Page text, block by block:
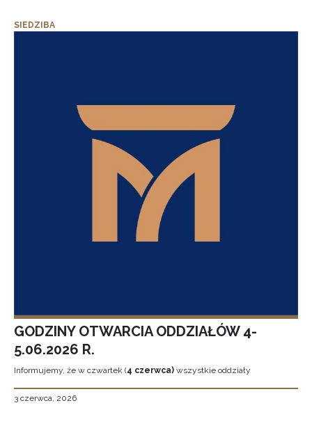
SIEDZIBA
GODZINY OTWARCIA ODDZIAŁÓW 4-
5.06.2026 R.
Informujemy, że w czwartek (4 czerwca) wszystkie oddziały
3 czerwca, 2026